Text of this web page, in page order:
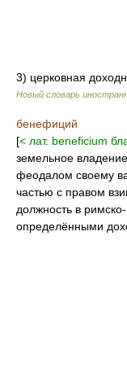
3) церковная
Новый словарь
бенефиций
[< лат. beneficium
земельное
феодалом своему
частью с правом
должность в
определёнными